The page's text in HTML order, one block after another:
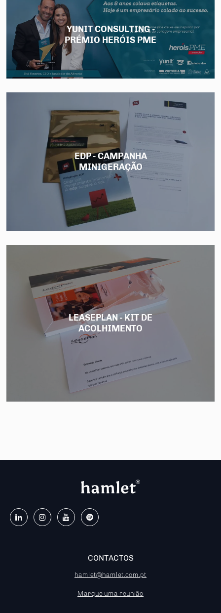
YUNIT CONSULTING -
PRÉMIO HERÓIS PME
EDP - CAMPANHA
MINIGERAÇÃO
LEASEPLAN - KIT DE
ACOLHIMENTO
CONTACTOS
hamlet@hamlet.com.pt
Marque uma reunião